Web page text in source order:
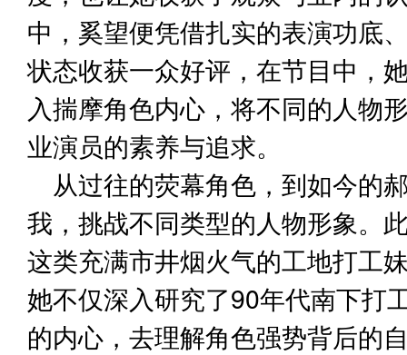
中，奚望便凭借扎实的表演功底
状态收获一众好评，在节目中，
入揣摩角色内心，将不同的人物
业演员的素养与追求。
从过往的荧幕角色，到如今的
我，挑战不同类型的人物形象。
这类充满市井烟火气的工地打工
她不仅深入研究了90年代南下打
的内心，去理解角色强势背后的